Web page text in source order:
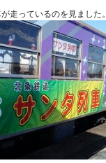
走っているのを見ました。